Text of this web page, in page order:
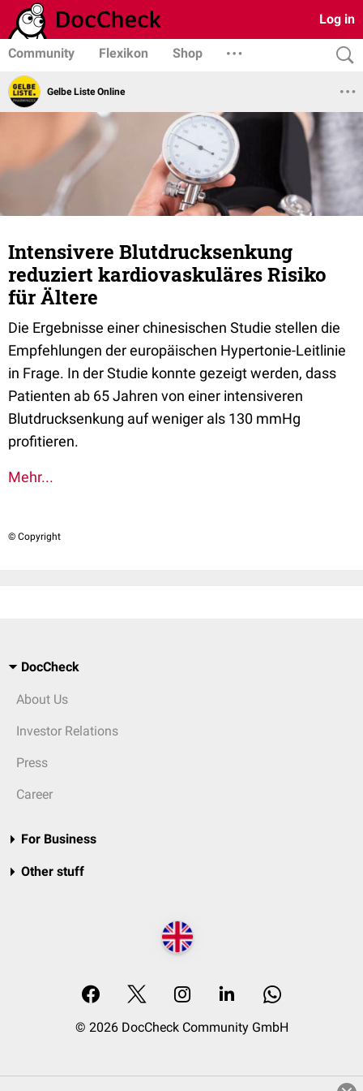
Log in
Community Flexikon Shop
Gelbe Liste Online
Intensivere Blutdrucksenkung
reduziert kardiovaskuläres Risiko
für Ältere
Die Ergebnisse einer chinesischen Studie stellen die
Empfehlungen der europäischen Hypertonie-Leitlinie
in Frage. In der Studie konnte gezeigt werden, dass
Patienten ab 65 Jahren von einer intensiveren
Blutdrucksenkung auf weniger als 130 mmHg
profitieren.
Mehr...
© Copyright
DocCheck
About Us
Investor Relations
Press
Career
For Business
Other stuff
© 2026 DocCheck Community GmbH